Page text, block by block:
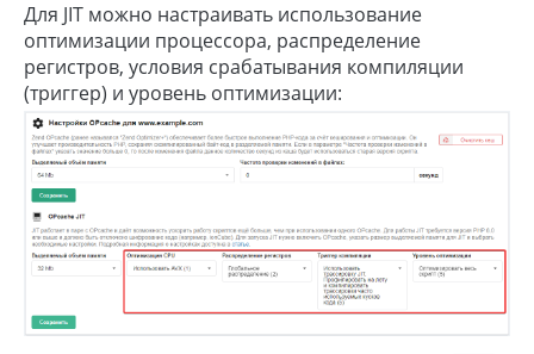
Для JIT можно настраивать использование
оптимизации процессора, распределение
регистров, условия срабатывания компиляции
(триггер) и уровень оптимизации: